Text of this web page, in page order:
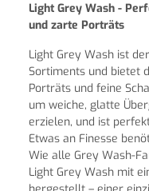
Light Grey Wash -
und zarte Porträts
Light Grey Wash ist
Sortiments und bietet
Porträts und feine
um weiche, glatte
erzielen, und ist
Etwas an Finesse
Wie alle Grey Wash-
Light Grey Wash mit